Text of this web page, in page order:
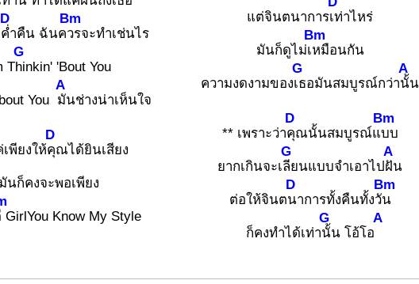
D
ค่ำคืน ฉันค
Bm
วรจะทำเช่นไร
T
G
hinkin' 'Bout You
You
A
มันช่างน่าเห็นใจ
พียงให้
D
คุณได้ยินเสียง
มันก็คงจะพอเพียง
GirlYou Know My Style
แต่จินตนาการเท่าไหร่
มันก็ดูไม่เ
Bm
หมือนกัน
ความงดงามของ
G
เธอมันสมบูรณ์กว่า
A
นั้น
** เพราะว่า
D
คุณนั้นสมบูรณ์แ
Bm
บบ
ยากเกินจะเ
G
ลียนแบบจำเอาไป
A
ฝัน
ต่อให้จินต
D
นาการทั้งคืนทั้งวั
Bm
น
ก็คงทำได้เท่า
G
นั้น โอ้โอ
A